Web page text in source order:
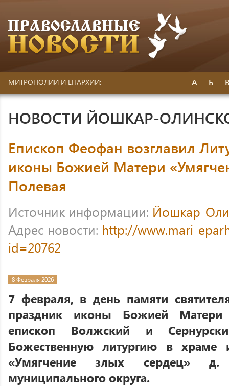
МИТРОПОЛИИ И ЕПАРХИИ: А Б
НОВОСТИ ЙОШКАР-
Епископ Феофан возглавил
иконы Божией Матери
Полевая
Источник информации: Йошкар-
Адрес новости: http://www.mari-
id=20762
8 Февраля 2026
7 февраля, в день памяти
праздник иконы Божией
епископ Волжский и
Божественную литургию в
«Умягчение злых сердец» д.
муниципального округа.